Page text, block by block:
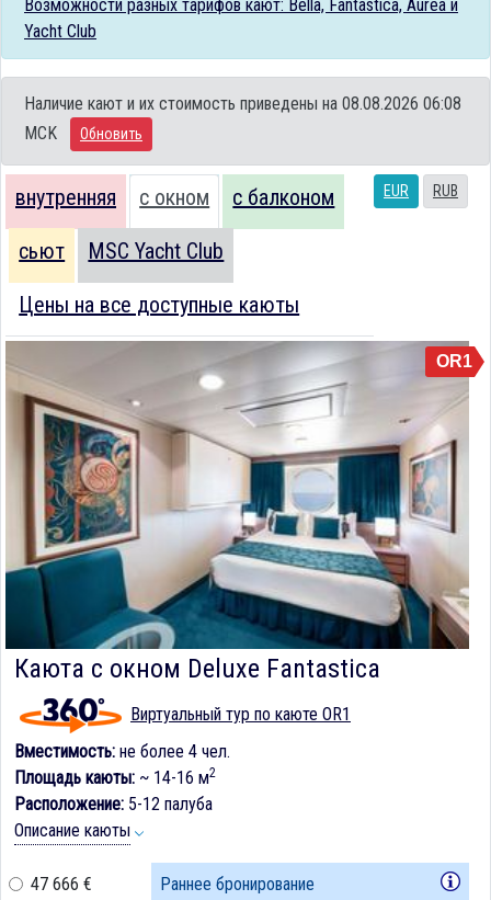
Возможности разных тарифов кают: Bella, Fantastica, Aurea и
Yacht Club
Наличие кают и их стоимость приведены на 08.08.2026 06:08
MCK
Обновить
EUR RUB
внутренняя с окном с балконом
сьют MSC Yacht Club
Цены на все доступные каюты
OR1
Каюта с окном Deluxe Fantastica
Виртуальный тур по каюте OR1
Вместимость: не более 4 чел.
Площадь каюты: ~ 14-16 м2
Расположение: 5-12 палуба
Описание каюты
47 666 € Раннее бронирование